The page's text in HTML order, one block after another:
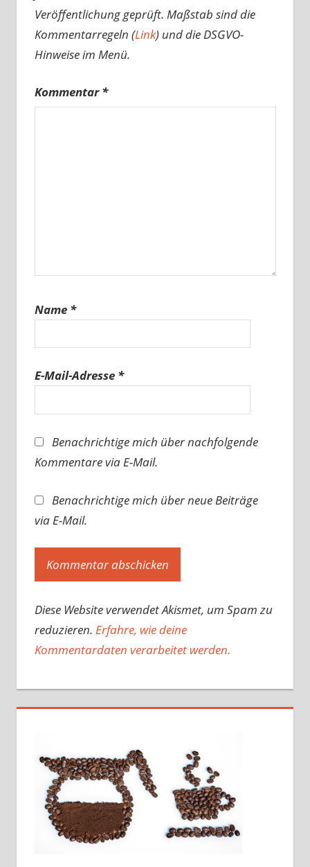
Veröffentlichung geprüft. Maßstab sind die
Kommentarregeln (Link) und die DSGVO-
Hinweise im Menü.
Kommentar*
Name *
E-Mail-Adresse *
Benachrichtige mich über nachfolgende
Kommentare via E-Mail.
Benachrichtige mich über neue Beiträge
via E-Mail.
Diese Website verwendet Akismet, um Spam zu
reduzieren. Erfahre, wie deine
Kommentardaten verarbeitet werden.